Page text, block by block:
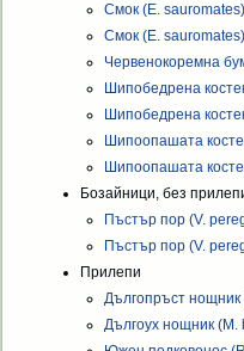
Смок (E.
Смок (E.
Червенокоремна
Шипобедрена
Шипобедрена
Шипоопашата
Шипоопашата
Бозайници, без
Пъстър пор (V.
Пъстър пор (V.
Прилепи
Дългопръст нощник
Дългоух нощник (M.